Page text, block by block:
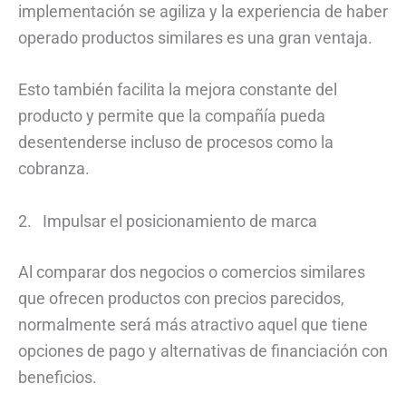
implementación se agiliza y la experiencia de haber
operado productos similares es una gran ventaja.
Esto también facilita la mejora constante del
producto y permite que la compañía pueda
desentenderse incluso de procesos como la
cobranza.
2. Impulsar el posicionamiento de marca
Al comparar dos negocios o comercios similares
que ofrecen productos con precios parecidos,
normalmente será más atractivo aquel que tiene
opciones de pago y alternativas de financiación con
beneficios.